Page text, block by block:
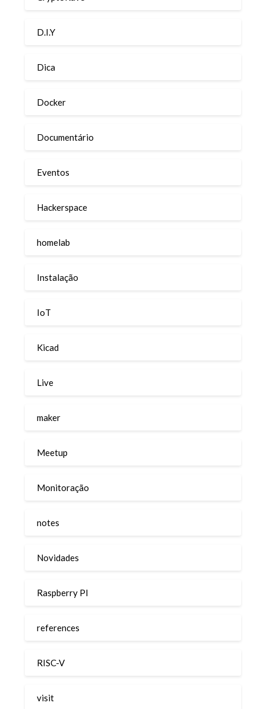
D.I.Y
Dica
Docker
Documentário
Eventos
Hackerspace
homelab
Instalação
IoT
Kicad
Live
maker
Meetup
Monitoração
notes
Novidades
Raspberry PI
references
RISC-V
visit